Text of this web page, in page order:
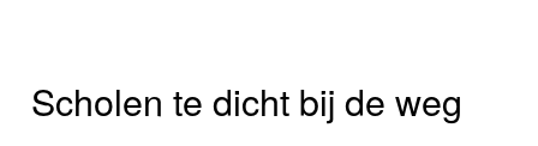
Scholen te dicht bij de weg